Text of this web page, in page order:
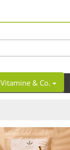
Vitamine & Co.